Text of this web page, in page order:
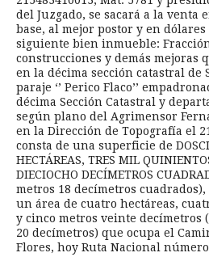
del Juzgado, se sacará a la venta
base, al mejor postor y en
siguiente bien inmueble:
construcciones y demás mejoras
en la décima sección catastral de
paraje ‘’ Perico Flaco’’
décima Sección Catastral y
según plano del Agrimensor
en la Dirección de Topografía el
consta de una superficie de
HECTÁREAS, TRES MIL
DIECIOCHO DECÍMETROS
metros 18 decímetros
un área de cuatro hectáreas,
y cinco metros veinte decímetros
20 decímetros) que ocupa el
Flores, hoy Ruta Nacional